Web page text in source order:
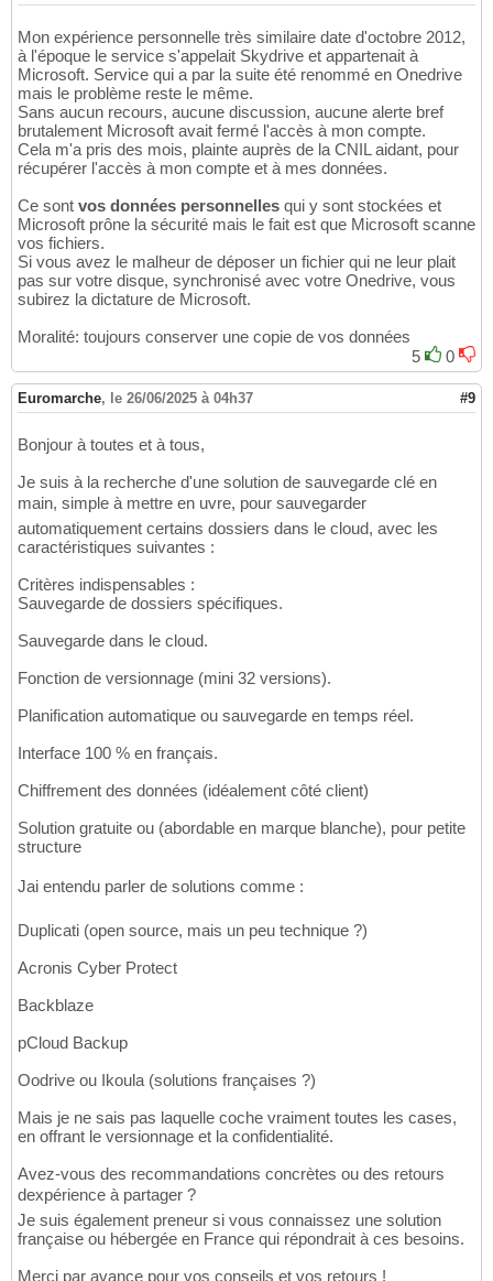
Mon expérience personnelle très similaire date d'octobre 2012,
à l'époque le service s'appelait Skydrive et appartenait à
Microsoft. Service qui a par la suite été renommé en Onedrive
mais le problème reste le même.
Sans aucun recours, aucune discussion, aucune alerte bref
brutalement Microsoft avait fermé l'accès à mon compte.
Cela m'a pris des mois, plainte auprès de la CNIL aidant, pour
récupérer l'accès à mon compte et à mes données.
Ce sont vos données personnelles qui y sont stockées et
Microsoft prône la sécurité mais le fait est que Microsoft scanne
vos fichiers.
Si vous avez le malheur de déposer un fichier qui ne leur plait
pas sur votre disque, synchronisé avec votre Onedrive, vous
subirez la dictature de Microsoft.
Moralité: toujours conserver une copie de vos données
5
0
Euromarche, le 26/06/2025 à 04h37 #9
Bonjour à toutes et à tous,
Je suis à la recherche d'une solution de sauvegarde clé en
main, simple à mettre en uvre, pour sauvegarder
automatiquement certains dossiers dans le cloud, avec les
caractéristiques suivantes :
Critères indispensables :
Sauvegarde de dossiers spécifiques.
Sauvegarde dans le cloud.
Fonction de versionnage (mini 32 versions).
Planification automatique ou sauvegarde en temps réel.
Interface 100 % en français.
Chiffrement des données (idéalement côté client)
Solution gratuite ou (abordable en marque blanche), pour petite
structure
Jai entendu parler de solutions comme :
Duplicati (open source, mais un peu technique ?)
Acronis Cyber Protect
Backblaze
pCloud Backup
Oodrive ou Ikoula (solutions françaises ?)
Mais je ne sais pas laquelle coche vraiment toutes les cases,
en offrant le versionnage et la confidentialité.
Avez-vous des recommandations concrètes ou des retours
dexpérience à partager ?
Je suis également preneur si vous connaissez une solution
française ou hébergée en France qui répondrait à ces besoins.
Merci par avance pour vos conseils et vos retours !